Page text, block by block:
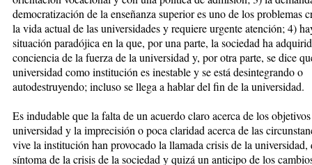
democratización de la ense­ñanza superior es uno de los problemas
la vida actual de las uni­ver­si­da­des y requiere urgente atención; 4)
situación paradójica en la que, por una parte, la sociedad ha
conciencia de la fuerza de la uni­versidad y, por otra parte, se dice
universidad como institución es inestable y se está desintegrando o
autodestruyendo; incluso se llega a ha­blar del fin de la universidad.
Es indudable que la falta de un acuer­do claro acerca de los
universidad y la imprecisión o po­ca claridad acerca de las
vive la institución han pro­vo­­ca­do la llamada crisis de la univer­si­dad,
síntoma de la crisis de la sociedad y quizá un anticipo de los